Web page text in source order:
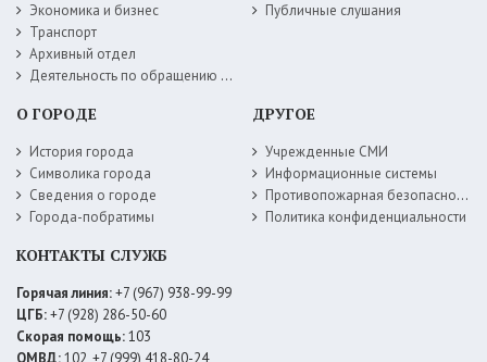
Экономика и бизнес
Транспорт
Архивный отдел
Деятельность по обращению с животными без владельцев
Публичные слушания
О ГОРОДЕ
История города
Символика города
Сведения о городе
Города-побратимы
ДРУГОЕ
Учрежденные СМИ
Информационные системы
Противопожарная безопасность
Политика конфиденциальности
КОНТАКТЫ СЛУЖБ
Горячая линия:+7 (967) 938-99-99
ЦГБ:+7 (928) 286-50-60
Скорая помощь:103